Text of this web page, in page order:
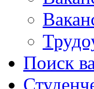
Поиск